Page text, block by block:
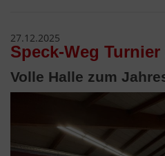
27.12.2025
Speck-Weg Turnier
Volle Halle zum